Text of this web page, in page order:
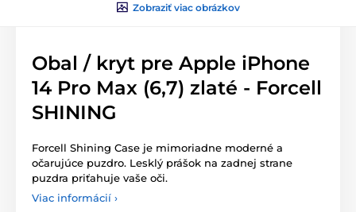
Zobraziť viac obrázkov
Obal / kryt pre Apple iPhone
14 Pro Max (6,7) zlaté - Forcell
SHINING
Forcell Shining Case je mimoriadne moderné a
očarujúce puzdro. Lesklý prášok na zadnej strane
puzdra priťahuje vaše oči.
Viac informácií ›